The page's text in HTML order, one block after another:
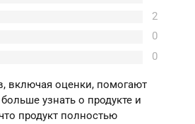
2
0
0
включая оценки, помогают
узнать о продукте и
продукт полностью